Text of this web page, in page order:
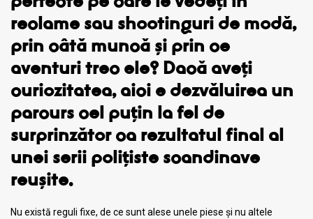
reclame sau shootinguri de modă,
prin câtă muncă și prin ce
aventuri trec ele? Dacă aveți
curiozitatea, aici e dezvăluirea un
parcurs cel puțin la fel de
surprinzător ca rezultatul final al
unei serii polițiste scandinave
reușite.
Nu există reguli fixe, de ce sunt alese unele piese și nu altele